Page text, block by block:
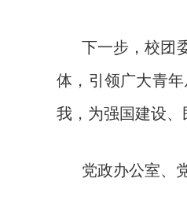
下一步，校团
体，引领广大青
我，为强国建设、
党政办公室、